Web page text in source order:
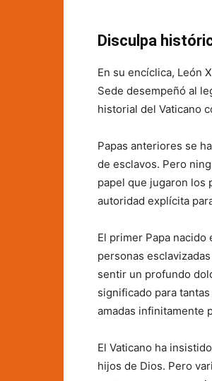
Disculpa
En su encíclica, León
Sede desempeñó al
historial del Vaticano
Papas anteriores se
de esclavos. Pero
papel que jugaron los
autoridad explícita
El primer Papa
personas
sentir un profundo
significado para
amadas infinitamente
El Vaticano ha
hijos de Dios. Pero